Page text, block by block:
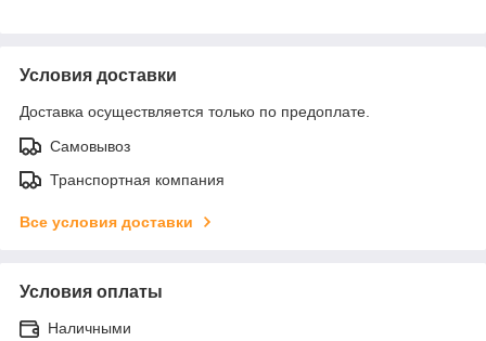
Условия доставки
Доставка осуществляется только по предоплате.
Самовывоз
Транспортная компания
Все условия доставки
Условия оплаты
Наличными